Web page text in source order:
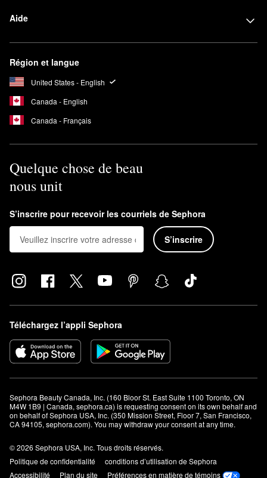
Aide
Région et langue
United States - English
Canada - English
Canada - Français
Quelque chose de beau
nous unit
S’inscrire pour recevoir les courriels de Sephora
S’inscrire
Téléchargez l’appli Sephora
Sephora Beauty Canada, Inc. (160 Bloor St. East Suite 1100 Toronto, ON
M4W 1B9 | Canada, sephora.ca) is requesting consent on its own behalf and
on behalf of Sephora USA, Inc. (350 Mission Street, Floor 7, San Francisco,
CA 94105, sephora.com). You may withdraw your consent at any time.
© 2026 Sephora USA, Inc. Tous droits réservés.
Politique de confidentialité
conditions d’utilisation de Sephora
Accessibilité
Plan du site Préférences en matière de témoins